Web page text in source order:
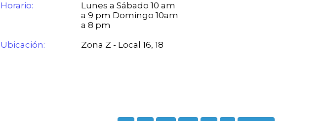
Horario:
Lunes a Sábado 10 am
a 9 pm Domingo 10am
a 8 pm
Ubicación:
Zona Z - Local 16, 18